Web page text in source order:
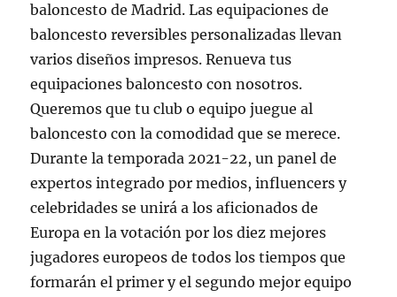
baloncesto de Madrid. Las equipaciones de
baloncesto reversibles personalizadas llevan
varios diseños impresos. Renueva tus
equipaciones baloncesto con nosotros.
Queremos que tu club o equipo juegue al
baloncesto con la comodidad que se merece.
Durante la temporada 2021-22, un panel de
expertos integrado por medios, influencers y
celebridades se unirá a los aficionados de
Europa en la votación por los diez mejores
jugadores europeos de todos los tiempos que
formarán el primer y el segundo mejor equipo